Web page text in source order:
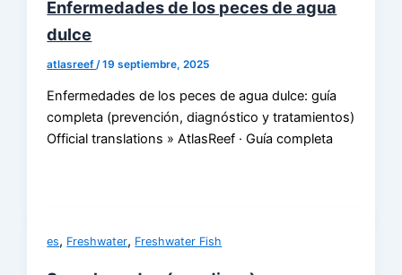
Enfermedades de los peces de agua
dulce
atlasreef/19 septiembre, 2025
Enfermedades de los peces de agua dulce: guía
completa (prevención, diagnóstico y tratamientos)
Official translations » AtlasReef · Guía completa
es, Freshwater, Freshwater Fish